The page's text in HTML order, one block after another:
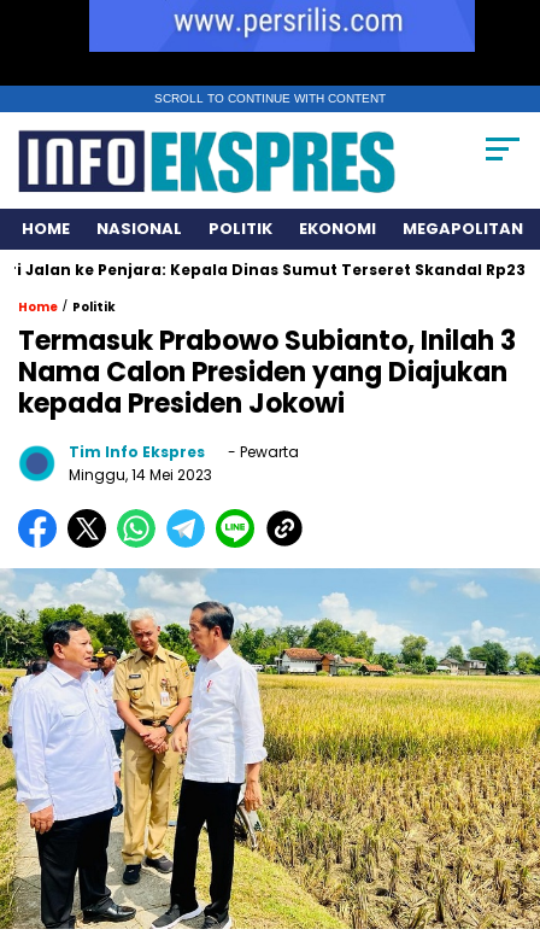
SCROLL TO CONTINUE WITH CONTENT
HOME NASIONAL POLITIK EKONOMI MEGAPOLITAN
Penjara: Kepala Dinas Sumut Terseret Skandal Rp231 Miliar
Home / Politik
Termasuk Prabowo Subianto, Inilah 3
Nama Calon Presiden yang Diajukan
kepada Presiden Jokowi
Tim Info Ekspres
- Pewarta
Minggu, 14 Mei 2023